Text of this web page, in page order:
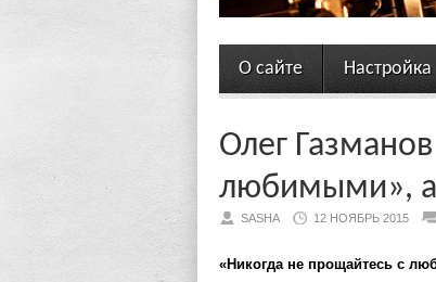
О сайте Настройка
Олег
любимыми»,
SASHA 12 НОЯБРЬ 2015
«Никогда не прощайтесь с